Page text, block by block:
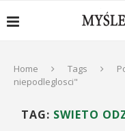
Home Tags
niepodleglosci"
TAG: SWIETO